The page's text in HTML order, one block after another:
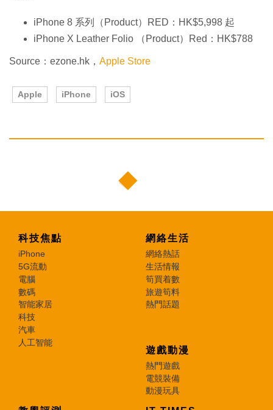
iPhone 8 系列（Product）RED：HK$5,998 起
iPhone X Leather Folio （Product）Red：HK$788
Source：ezone.hk， Apple Store
Apple iPhone iOS
科技焦點
iPhone
5G流動
電腦
數碼
智能家居
科技
汽車
人工智能
網絡生活
網絡熱話
生活情報
筍買着數
旅遊筍料
熱門話題
遊戲動漫
熱門遊戲
電競裝備
動漫玩具